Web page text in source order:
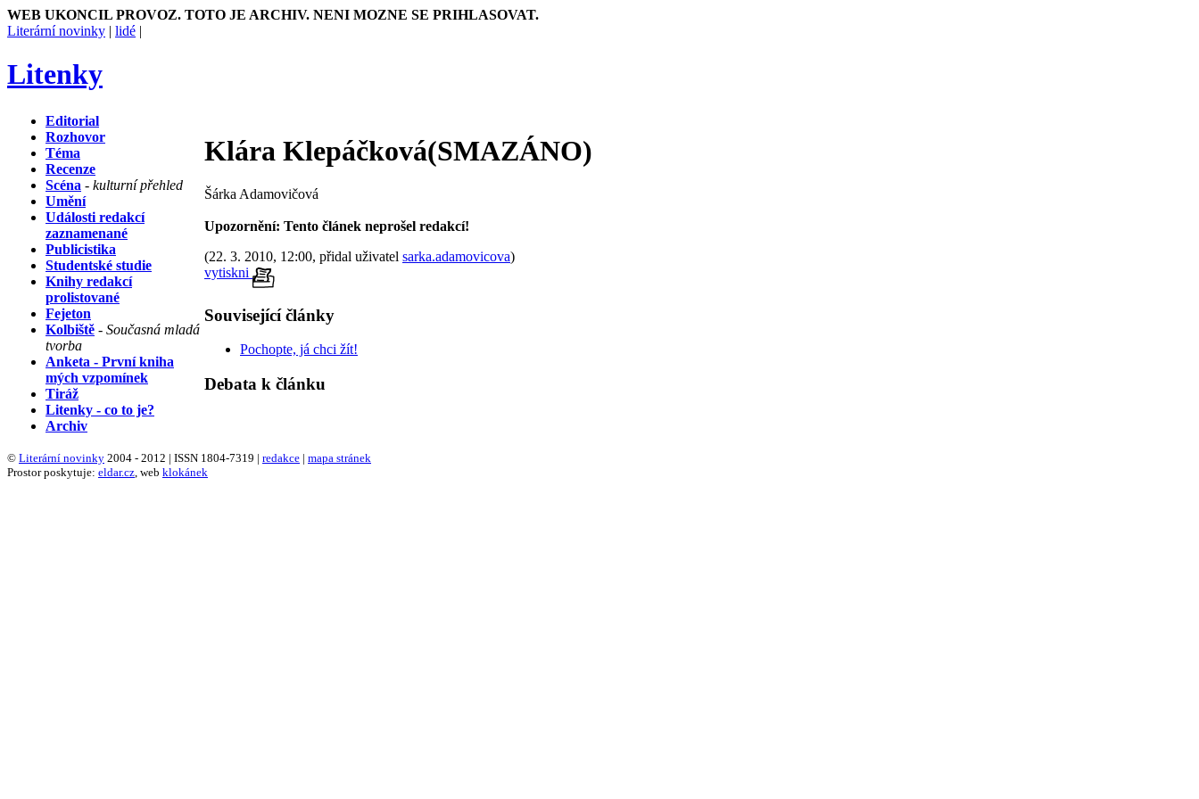
WEB UKONCIL PROVOZ. TOTO JE ARCHIV. NENI MOZNE SE PRIHLASOVAT.
Literární novinky | lidé |
Litenky
Editorial
Rozhovor
Téma
Recenze
Scéna - kulturní přehled
Umění
Události redakcí
zaznamenané
Publicistika
Studentské studie
Knihy redakcí
prolistované
Fejeton
Kolbiště - Současná mladá
tvorba
Anketa - První kniha
mých vzpomínek
Tiráž
Litenky - co to je?
Archiv
Klára Klepáčková(SMAZÁNO)
Šárka Adamovičová
Upozornění: Tento článek neprošel redakcí!
(22. 3. 2010, 12:00, přidal uživatel sarka.adamovicova)
vytiskni
Související články
Pochopte, já chci žít!
Debata k článku
© Literární novinky 2004 - 2012 | ISSN 1804-7319 | redakce | mapa stránek
Prostor poskytuje: eldar.cz , web klokánek